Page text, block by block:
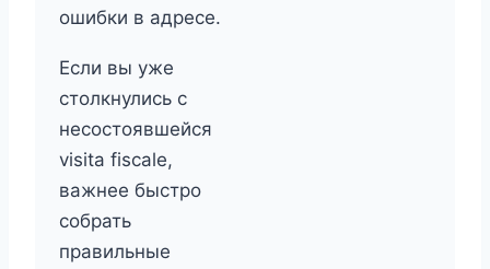
ошибки в адресе.
Если вы уже
столкнулись с
несостоявшейся
visita fiscale,
важнее быстро
собрать
правильные